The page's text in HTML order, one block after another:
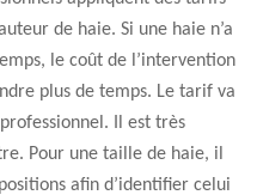
de haie. Si une haie n’a
le coût de l’intervention
plus de temps. Le tarif va
Il est très
Pour une taille de haie, il
afin d’identifier celui